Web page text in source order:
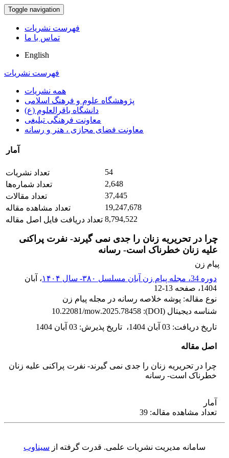
Toggle navigation
فهرست نشریات
تماس با ما
English
فهرست نشریات
همه نشریات
پژوهشگاه علوم و فرهنگ اسلامی
دانشگاه باقرالعلوم (ع)
معاونت فرهنگی تبلیغی
معاونت فضای مجازی ، هنر و رسانه
آمار
تعداد نشریات
54
تعداد شماره‌ها
2,648
تعداد مقالات
37,445
تعداد مشاهده مقاله
19,247,678
تعداد دریافت فایل اصل مقاله 8,794,522
چرا در تحریریه زنان را جدی نمی گیرند- نفرت پراکنی
علیه زنان خطرناک است- رسانه
پیام زن
دوره 34، مجله پیام زن آبان مسلسل ۳۸۰- سال ۱۴۰۴
، آبان
1404، صفحه 12-13
نوع مقاله: پوشه خلاصه رسانه در مجله پیام زن
شناسه دیجیتال (DOI):
10.22081/mow.2025.78458
تاریخ دریافت: 03 آبان 1404 ، تاریخ پذیرش: 03 آبان 1404
اصل مقاله
چرا در تحریریه زنان را جدی نمی گیرند- نفرت پراکنی علیه زنان
خطرناک است- رسانه
آمار
تعداد مشاهده مقاله: 39
سامانه مدیریت نشریات علمی. قدرت گرفته از سیناوب